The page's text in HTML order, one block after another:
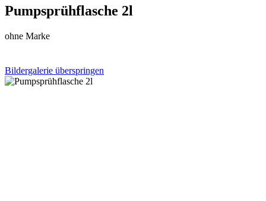
Pumpsprühflasche 2l
ohne Marke
Bildergalerie überspringen